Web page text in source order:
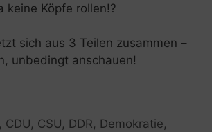
keine Köpfe rollen!?
sich aus 3 Teilen zusammen –
unbedingt anschauen!
, CDU, CSU, DDR, Demokratie,